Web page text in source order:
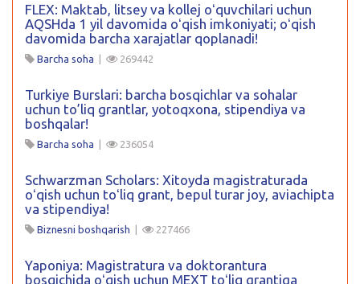
FLEX: Maktab, litsey va kollej oʻquvchilari uchun
AQSHda 1 yil davomida oʻqish imkoniyati; oʻqish
davomida barcha xarajatlar qoplanadi!
Barcha soha | 269442
Turkiye Burslari: barcha bosqichlar va sohalar
uchun to’liq grantlar, yotoqxona, stipendiya va
boshqalar!
Barcha soha | 236054
Schwarzman Scholars: Xitoyda magistraturada
oʻqish uchun toʻliq grant, bepul turar joy, aviachipta
va stipendiya!
Biznesni boshqarish | 227466
Yaponiya: Magistratura va doktorantura
bosqichida oʻqish uchun MEXT toʻliq grantiga